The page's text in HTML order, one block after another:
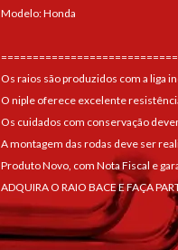
Modelo: Honda
Os raios são produzidos com a liga
O niple oferece excelente
Os cuidados com conservação
A montagem das rodas deve ser
Produto Novo, com Nota Fiscal e
ADQUIRA O RAIO BACE E FAÇA